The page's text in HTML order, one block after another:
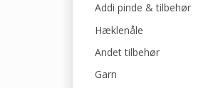
Addi pinde & tilbehør
Hæklenåle
Andet tilbehør
Garn